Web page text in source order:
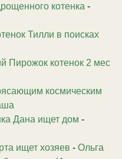
котенка -
Тилли в поисках
Пирожок котенок 2 мес
космическим
Дана ищет дом -
ищет хозяев - Ольга